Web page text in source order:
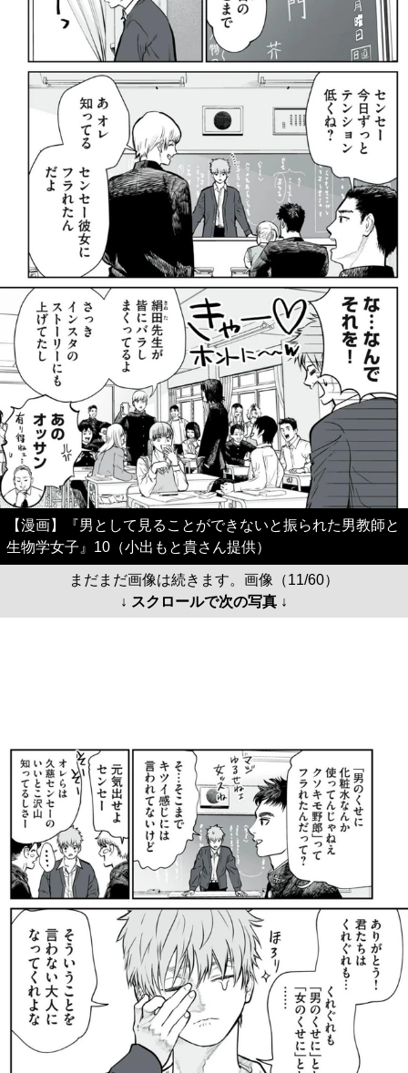
【漫画】『男として見ることができないと振られた男教師と
生物学女子』10（小出もと貴さん提供）
まだまだ画像は続きます。画像（11/60）
↓ スクロールで次の写真 ↓